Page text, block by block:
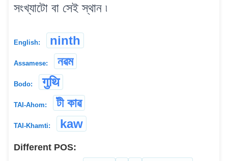
সংখ্যাটো বা সেই স্থান ৷
English: ninth
Assamese: নৱম
Bodo: गुथि
TAI-Ahom: টী কাৱ
TAI-Khamti: kaw
Different POS: